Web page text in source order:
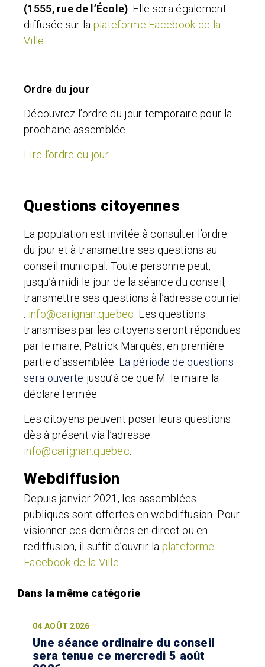
(1555, rue de l’École). Elle sera également
diffusée sur la plateforme Facebook de la
Ville.
Ordre du jour
Découvrez l’ordre du jour temporaire pour la
prochaine assemblée.
Lire l’ordre du jour
Questions citoyennes
La population est invitée à consulter l’ordre
du jour et à transmettre ses questions au
conseil municipal . Toute personne peut,
jusqu’à midi le jour de la séance du conseil,
transmettre ses questions à l’adresse courriel
: info@carignan.quebec. Les questions
transmises par les citoyens seront répondues
par le maire, Patrick Marquès, en première
partie d’assemblée. La période de questions
sera ouverte jusqu’à ce que M. le maire la
déclare fermée.
Les citoyens peuvent poser leurs questions
dès à présent via l’adresse
info@carignan.quebec
Webdiffusion
Depuis janvier 2021, les assemblées
publiques sont offertes en webdiffusion. Pour
visionner ces dernières en direct ou en
rediffusion, il suffit d’ouvrir la plateforme
Facebook de la Ville
04 AOÛT 2026
Une séance ordinaire du conseil
sera tenue ce mercredi 5 août